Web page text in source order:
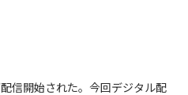
配信開始された。今回デジタル配